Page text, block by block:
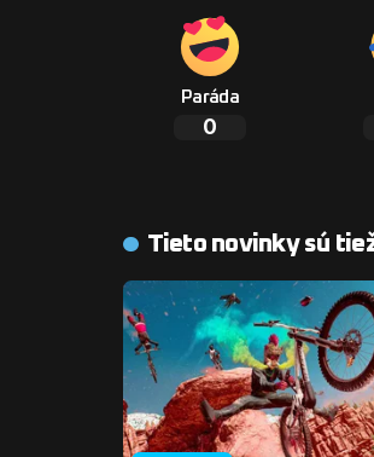
Paráda
0
Tieto novinky sú